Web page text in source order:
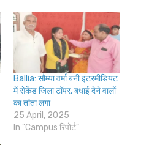
Ballia: सौम्या वर्मा बनी इंटरमीडियट
में सेकेंड जिला टॉपर, बधाई देने वालों
का तांता लगा
25 April, 2025
In "Campus रिपोर्ट"